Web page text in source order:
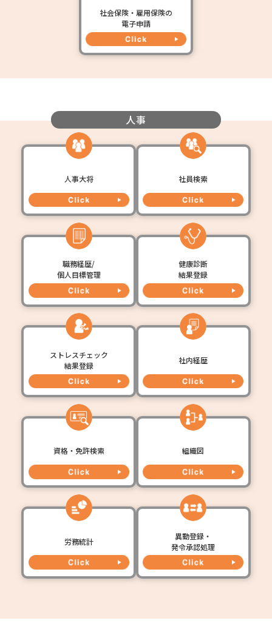
社会保険・雇用保険の
電子申請
人事
人事大将 社員検索
職務経歴/
個人目標管理
健康診断
結果登録
ストレスチェック
結果登録
社内経歴
資格・免許検索 組織図
労務統計
異動登録・
発令承認処理